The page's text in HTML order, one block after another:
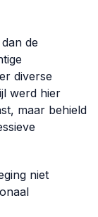
de
diverse
werd hier
maar behield
niet